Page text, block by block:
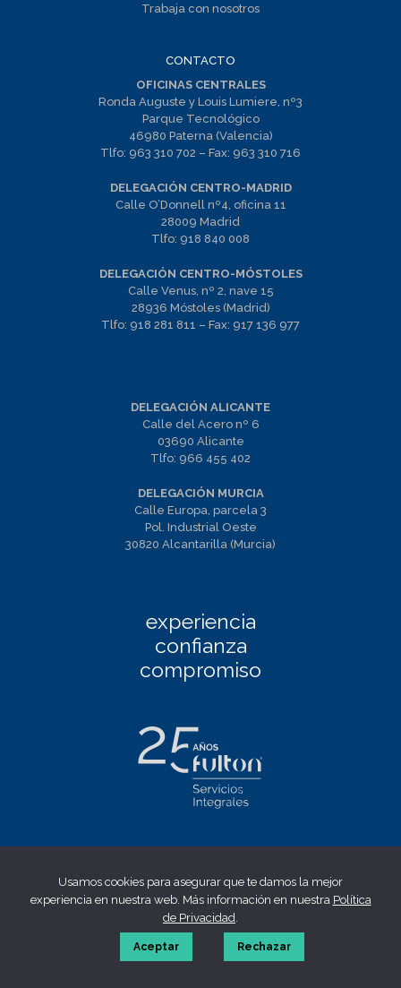
Trabaja con nosotros
CONTACTO
OFICINAS CENTRALES
Ronda Auguste y Louis Lumiere, nº3
Parque Tecnológico
46980 Paterna (Valencia)
Tlfo: 963 310 702 – Fax: 963 310 716
DELEGACIÓN CENTRO-MADRID
Calle O’Donnell nº4, oficina 11
28009 Madrid
Tlfo: 918 840 008
DELEGACIÓN CENTRO-MÓSTOLES
Calle Venus, nº 2, nave 15
28936 Móstoles (Madrid)
Tlfo: 918 281 811 – Fax: 917 136 977
DELEGACIÓN ALICANTE
Calle del Acero nº 6
03690 Alicante
Tlfo: 966 455 402
DELEGACIÓN MURCIA
Calle Europa, parcela 3
Pol. Industrial Oeste
30820 Alcantarilla (Murcia)
experiencia
confianza
compromiso
Política de privacidad Política de cookies
Canal ético
© 2023 fulton | Made by
Usamos cookies para asegurar que te damos la mejor
experiencia en nuestra web. Más información en nuestra Política
de Privacidad.
Aceptar Rechazar